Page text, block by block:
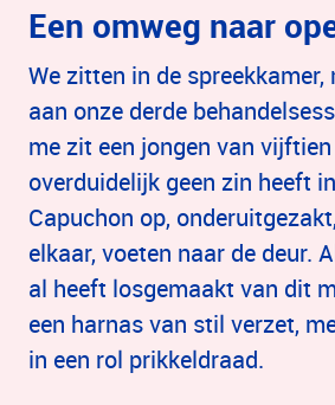
Een omweg naar
We zitten in de spreekkamer,
aan onze derde
me zit een jongen van
overduidelijk geen zin heeft
Capuchon op,
elkaar, voeten naar de deur.
al heeft losgemaakt van dit
een harnas van stil verzet,
in een rol prikkeldraad.